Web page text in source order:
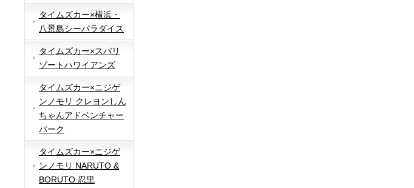
タイムズカー×横浜・
八景島シーパラダイス
タイムズカー×スパリ
ゾートハワイアンズ
タイムズカー×ニジゲ
ンノモリ クレヨンしん
ちゃんアドベンチャー
パーク
タイムズカー×ニジゲ
ンノモリ NARUTO &
BORUTO 忍里